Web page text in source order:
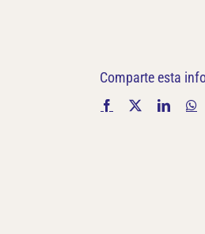
Comparte esta
Facebook